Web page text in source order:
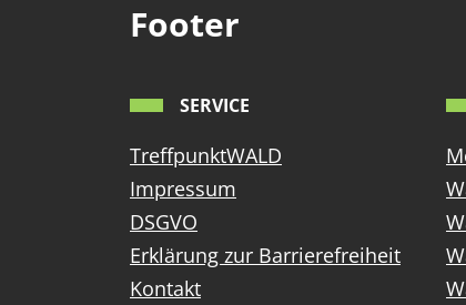
Footer
SERVICE
TreffpunktWALD
Impressum
DSGVO
Erklärung zur Barrierefreiheit
Kontakt